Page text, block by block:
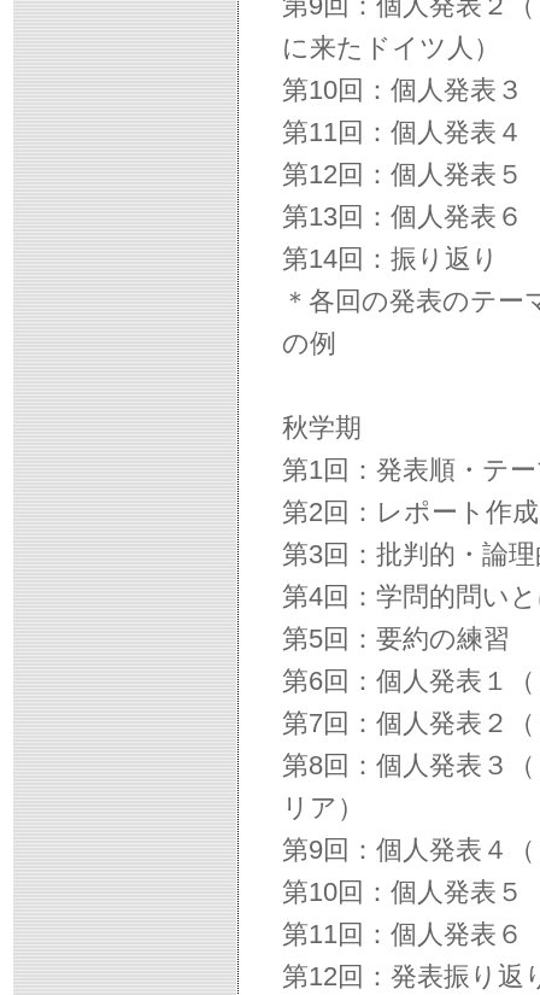
に来たドイツ人）
第10回：個人発表３
第11回：個人発表４
第12回：個人発表５
第13回：個人発表６
第14回：振り返り
＊各回の発表のテ
の例
秋学期
第1回：発表順・テ
第2回：レポート作
第3回：批判的・論
第4回：学問的問い
第5回：要約の練習
第6回：個人発表１
第7回：個人発表２
第8回：個人発表３
リア）
第9回：個人発表４
第10回：個人発表
第11回：個人発表６
第12回：発表振り返